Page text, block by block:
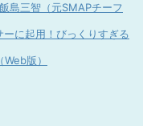
島三智（元SMAPチーフ
に起用！びっくりすぎる
版）